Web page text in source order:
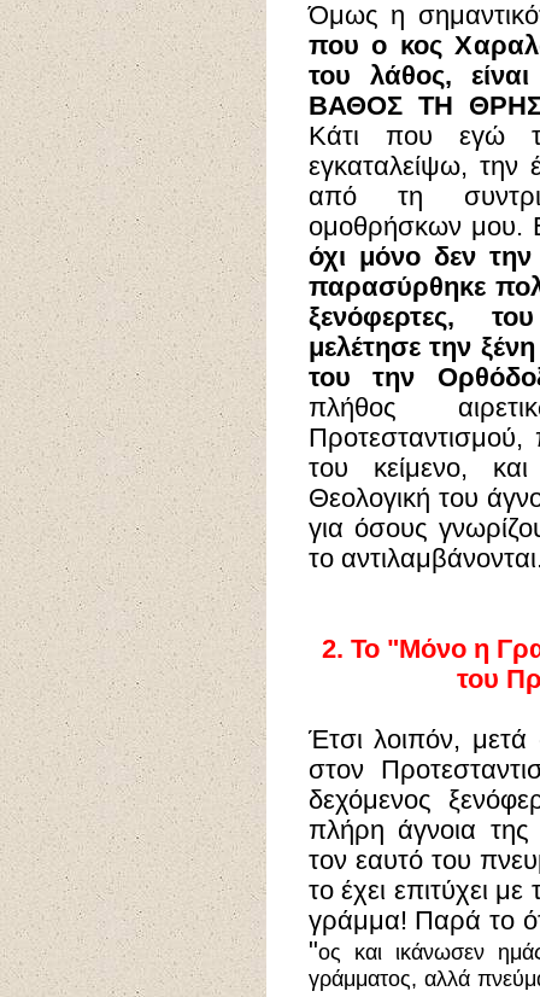
Όμως η
που ο κος
του λάθος,
ΒΑΘΟΣ ΤΗ
Κάτι που εγώ
εγκαταλείψω, την
από τη
ομοθρήσκων
όχι μόνο δεν
παρασύρθηκε
ξενόφερτες,
μελέτησε την
του την
πλήθος
Προτεσταντισμού,
του κείμενο,
Θεολογική του
για όσους
το
2. Το "Μόνο η
του
Έτσι λοιπόν,
στον
δεχόμενος
πλήρη άγνοια
τον εαυτό του
το έχει επιτύχει
γράμμα! Παρά το
"ος και ικάνωσεν
γράμματος, αλλά